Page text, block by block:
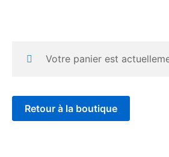
Votre panier est
Retour à la boutique